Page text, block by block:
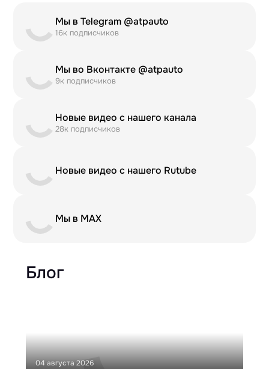
Мы в Telegram @atpauto
16к подписчиков
Мы во Вконтакте @atpauto
9к подписчиков
Новые видео с нашего канала
28к подписчиков
Новые видео с нашего Rutube
Мы в MAX
Блог
04 августа 2026